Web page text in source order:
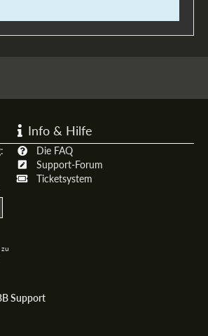
Info & Hilfe
Die FAQ
Support-Forum
Ticketsystem
Support